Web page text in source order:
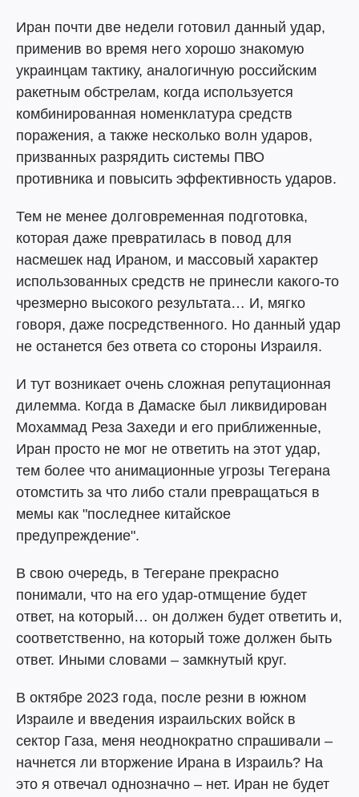
Иран почти две недели готовил данный удар,
применив во время него хорошо знакомую
украинцам тактику, аналогичную российским
ракетным обстрелам, когда используется
комбинированная номенклатура средств
поражения, а также несколько волн ударов,
призванных разрядить системы ПВО
противника и повысить эффективность ударов.
Тем не менее долговременная подготовка,
которая даже превратилась в повод для
насмешек над Ираном, и массовый характер
использованных средств не принесли какого-то
чрезмерно высокого результата… И, мягко
говоря, даже посредственного. Но данный удар
не останется без ответа со стороны Израиля.
И тут возникает очень сложная репутационная
дилемма. Когда в Дамаске был ликвидирован
Мохаммад Реза Захеди и его приближенные,
Иран просто не мог не ответить на этот удар,
тем более что анимационные угрозы Тегерана
отомстить за что либо стали превращаться в
мемы как "последнее китайское
предупреждение".
В свою очередь, в Тегеране прекрасно
понимали, что на его удар-отмщение будет
ответ, на который… он должен будет ответить и,
соответственно, на который тоже должен быть
ответ. Иными словами – замкнутый круг.
В октябре 2023 года, после резни в южном
Израиле и введения израильских войск в
сектор Газа, меня неоднократно спрашивали –
начнется ли вторжение Ирана в Израиль? На
это я отвечал однозначно – нет. Иран не будет